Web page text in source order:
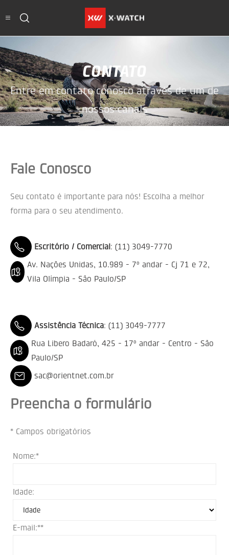
CONTATO
Entre em contato conosco através de um de
nossos canais
Fale Conosco
Seu contato é importante para nós! Escolha a melhor
forma para o seu atendimento.
Escritório / Comercial: (11) 3049-7770
Av. Nações Unidas, 10.989 - 7º andar - Cj 71 e 72,
Vila Olímpia - São Paulo/SP
Assistência Técnica: (11) 3049-7777
Rua Libero Badaró, 425 - 17º andar - Centro - São
Paulo/SP
sac@orientnet.com.br
Preencha o formulário
* Campos obrigatórios
Nome:*
Idade:
E-mail:**